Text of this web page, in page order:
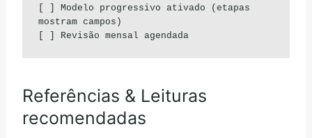
[ ] Modelo progressivo ativado (etapas
mostram campos)
[ ] Revisão mensal agendada
Referências & Leituras
recomendadas